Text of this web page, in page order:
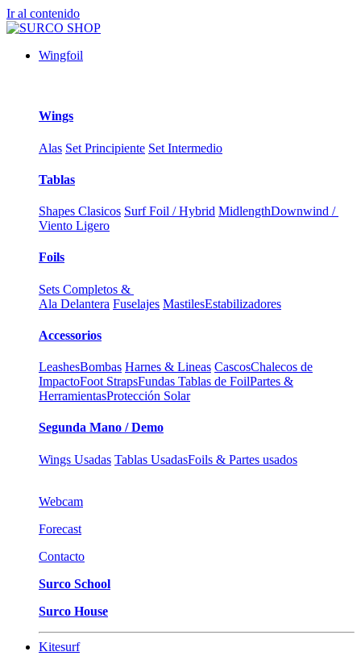
Ir al contenido
Wingfoil
Wings
Alas Set Principiente Set Intermedio
Tablas
Shapes Clasicos Surf Foil / Hybrid MidlengthDownwind /
Viento Ligero
Foils
Sets Completos &
Ala Delantera Fuselajes MastilesEstabilizadores
Accessorios
LeashesBombas Harnes & Lineas CascosChalecos de
ImpactoFoot StrapsFundas Tablas de FoilPartes &
HerramientasProtección Solar
Segunda Mano / Demo
Wings Usadas Tablas UsadasFoils & Partes usados
Webcam
Forecast
Contacto
Surco School
Surco House
Kitesurf